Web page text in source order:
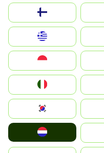
United Kingdom
Magyarország
South Korea